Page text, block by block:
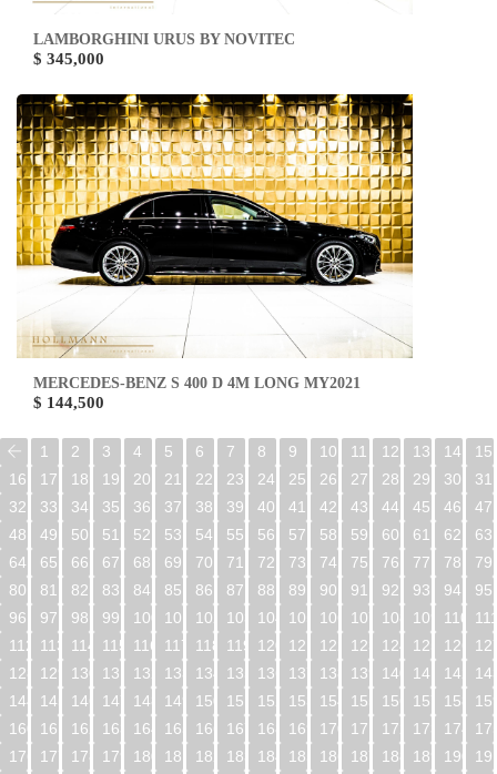
LAMBORGHINI URUS BY NOVITEC
$ 345,000
MERCEDES-BENZ S 400 D 4M LONG MY2021
$ 144,500
1 2 3 4 5 6 7 8 9 10 11 12 13 14
15
16
17 18 19 20 21 22 23 24 25 26 27 28 29 30
31
32
33 34 35 36 37 38 39 40 41 42 43 44 45 46
47
48
49 50 51 52 53 54 55 56 57 58 59 60 61 62
63
64
65 66 67 68 69 70 71 72 73 74 75 76 77 78
79
80
81 82 83 84 85 86 87 88 89 90 91 92 93 94
95
96
97 98 99 100 101 102 103 104 105 106 107 108 109 110
112
113 114 115 116 117 118 119 120 121 122 123 124 125 126
128
129 130 131 132 133 134 135 136 137 138 139 140 141 142
144
145 146 147 148 149 150 151 152 153 154 155 156 157 158
160
161 162 163 164 165 166 167 168 169 170 171 172 173 174
176
177 178 179 180 181 182 183 184 185 186 187 188 189 190